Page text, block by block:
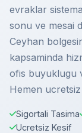
evraklar
sonu ve mesai
Ceyhan
kapsaminda
ofis buyuklugu
Hemen
Sigortali Tasima
Ucretsiz Kesif